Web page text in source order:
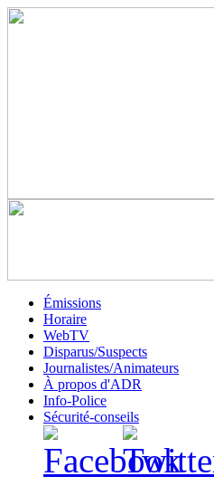
Émissions
Horaire
WebTV
Disparus/Suspects
Journalistes/Animateurs
À propos d'ADR
Info-Police
Sécurité-conseils